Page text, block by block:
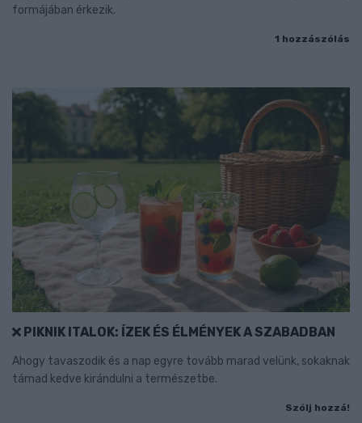
formájában érkezik.
1 hozzászólás
PIKNIK ITALOK: ÍZEK ÉS ÉLMÉNYEK A SZABADBAN
Ahogy tavaszodik és a nap egyre tovább marad velünk, sokaknak
támad kedve kirándulni a természetbe.
Szólj hozzá!